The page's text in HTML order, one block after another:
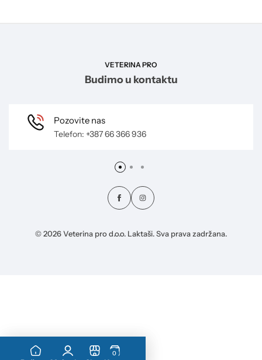
VETERINA PRO
Budimo u kontaktu
Pozovite nas
Telefon: +387 66 366 936
© 2026 Veterina pro d.o.o. Laktaši. Sva prava zadržana.
0